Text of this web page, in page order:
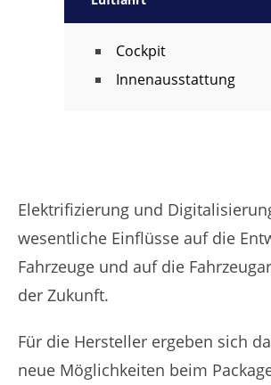
Cockpit
Innenausstattung
Elektrifizierung und
wesentliche Einflüsse auf die
Fahrzeuge und auf die
der Zukunft.
Für die Hersteller ergeben sich
neue Möglichkeiten beim